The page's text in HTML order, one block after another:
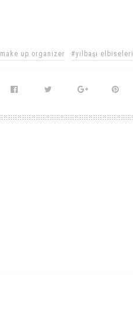
up organizer #yılbaşı elbiseleri